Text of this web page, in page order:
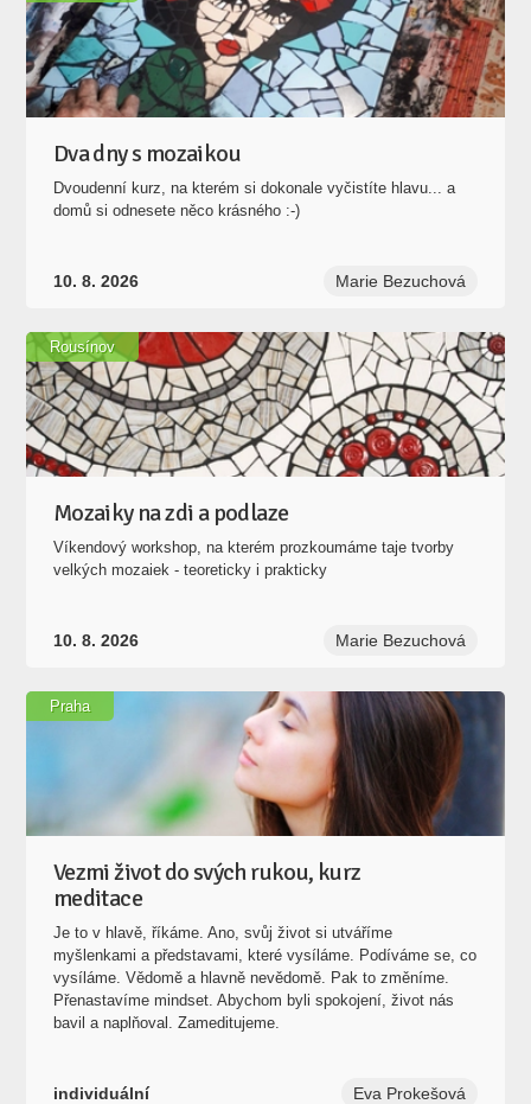
Dva dny s mozaikou
Dvoudenní kurz, na kterém si dokonale vyčistíte hlavu... a
domů si odnesete něco krásného :-)
10. 8. 2026 Marie Bezuchová
Mozaiky na zdi a podlaze
Víkendový workshop, na kterém prozkoumáme taje tvorby
velkých mozaiek - teoreticky i prakticky
10. 8. 2026 Marie Bezuchová
Rousínov
Vezmi život do svých rukou, kurz
meditace
Je to v hlavě, říkáme. Ano, svůj život si utváříme
myšlenkami a představami, které vysíláme. Podíváme se, co
vysíláme. Vědomě a hlavně nevědomě. Pak to změníme.
Přenastavíme mindset. Abychom byli spokojení, život nás
bavil a naplňoval. Zameditujeme.
individuální Eva Prokešová
Praha